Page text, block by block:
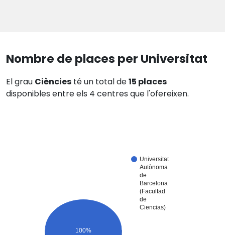
Nombre de places per Universitat
El grau Ciències té un total de15 places
disponibles entre els 4 centres que l'ofereixen.
Universitat
Autònoma
de
Barcelona
(Facultad
de
Ciencias)
100%